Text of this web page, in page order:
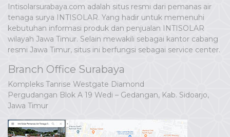
Intisolarsurabaya.com adalah situs resmi dari pemanas air
tenaga surya INTISOLAR. Yang hadir untuk memenuhi
kebutuhan informasi produk dan penjualan INTISOLAR
wilayah Jawa Timur. Selain mewakili sebagai kantor cabang
resmi Jawa Timur, situs ini berfungsi sebagai service center.
Branch Office Surabaya
Kompleks Tanrise Westgate Diamond
Pergudangan Blok A 19 Wedi – Gedangan, Kab. Sidoarjo,
Jawa Timur